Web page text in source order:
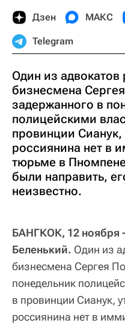
Дзен МАКС
Telegram
Один из адвокатов
бизнесмена
задержанного в
полицейскими
провинции Сианук,
россиянина нет в
тюрьме в
были направить,
неизвестно.
БАНГКОК, 12 ноября
Беленький. Один из
бизнесмена Сергея
понедельник
в провинции Сианук,
россиянина нет в